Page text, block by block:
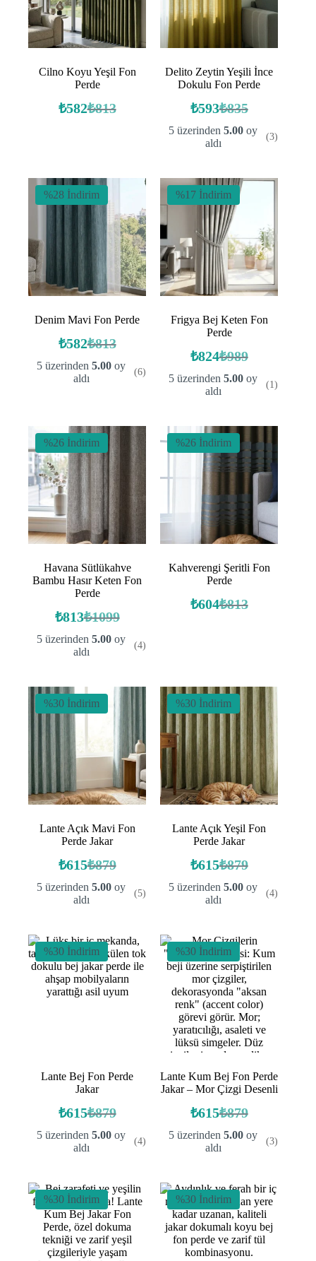
Cilno Koyu Yeşil Fon
Perde
₺813
Orijinal
₺582Şu
Delito Zeytin Yeşili İnce
Dokulu Fon Perde
₺835
Orijinal
fiyat:
₺835.
₺593Şu
andaki
fiyat:
5 üzerinden5.00 oy
aldı
(3)
%28 İndirim
Denim Mavi Fon Perde
₺813
Orijinal
fiyat:
₺813.
₺582Şu
andaki
fiyat:
5 üzerinden5.00 oy
aldı
(6)
%17 İndirim
Frigya Bej Keten Fon
Perde
₺989
Orijinal
fiyat:
₺989.
₺824Şu
andaki
fiyat:
5 üzerinden5.00 oy
aldı
(1)
%26 İndirim
Havana Sütlükahve
Bambu Hasır Keten Fon
Perde
₺1099
Orijinal
fiyat:
₺1099.
₺813 Şu
andaki
fiyat:
5 üzerinden5.00 oy
aldı
(4)
%26 İndirim
Kahverengi Şeritli Fon
Perde
₺813
Orijinal
₺604Şu
%30 İndirim
Lante Açık Mavi Fon
Perde Jakar
₺879
Orijinal
fiyat:
₺879.
₺615Şu
andaki
fiyat:
5 üzerinden5.00 oy
aldı
(5)
%30 İndirim
Lante Açık Yeşil Fon
Perde Jakar
₺879
Orijinal
fiyat:
₺879.
₺615Şu
andaki
fiyat:
5 üzerinden5.00 oy
aldı
(4)
%30 İndirim
Lante Bej Fon Perde
Jakar
₺879
Orijinal
fiyat:
₺879.
₺615Şu
andaki
fiyat:
5 üzerinden5.00 oy
aldı
(4)
%30 İndirim
Lante Kum Bej Fon Perde
Jakar – Mor Çizgi Desenli
₺879
Orijinal
fiyat:
₺879.
₺615Şu
andaki
fiyat:
5 üzerinden5.00 oy
aldı
(3)
%30 İndirim %30 İndirim